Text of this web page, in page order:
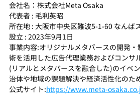
会社名：株式会社Meta Osaka
代表者 : 毛利英昭
所在地 : 大阪市中央区難波5-1-60 なんば
設立 : 2023年9月1日
事業内容:オリジナルメタバースの開発
術を活用した広告代理業務およびコンサ
(リアルとメタバースを融合した)のイベ
治体や地域の課題解決や経済活性化のた
公式サイト:https://www.meta-